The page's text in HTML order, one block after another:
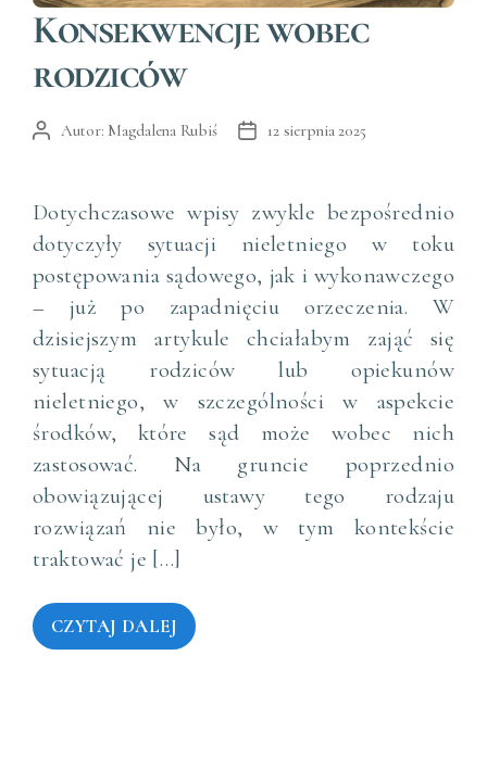
Kategorie
Konsekwencje wobec
rodziców
AutorAutor: Magdalena Rubiś
Data12 sierpnia 2025
Dotychczasowe wpisy zwykle bezpośrednio
dotyczyły sytuacji nieletniego w toku
postępowania sądowego, jak i wykonawczego
– już po zapadnięciu orzeczenia. W
dzisiejszym artykule chciałabym zająć się
sytuacją rodziców lub opiekunów
nieletniego, w szczególności w aspekcie
środków, które sąd może wobec nich
zastosować. Na gruncie poprzednio
obowiązującej ustawy tego rodzaju
rozwiązań nie było, w tym kontekście
traktować je […]
CZYTAJ DALEJ